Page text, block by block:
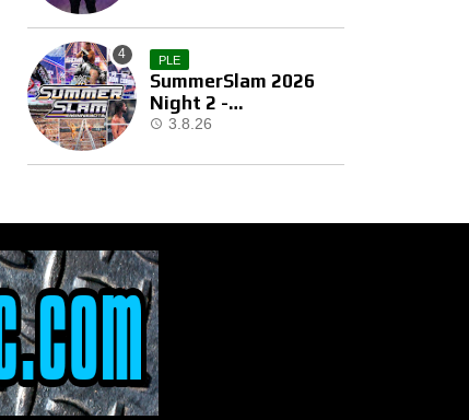
PLE
SummerSlam 2026
Night 2 -
Αποτελέσματα
3.8.26